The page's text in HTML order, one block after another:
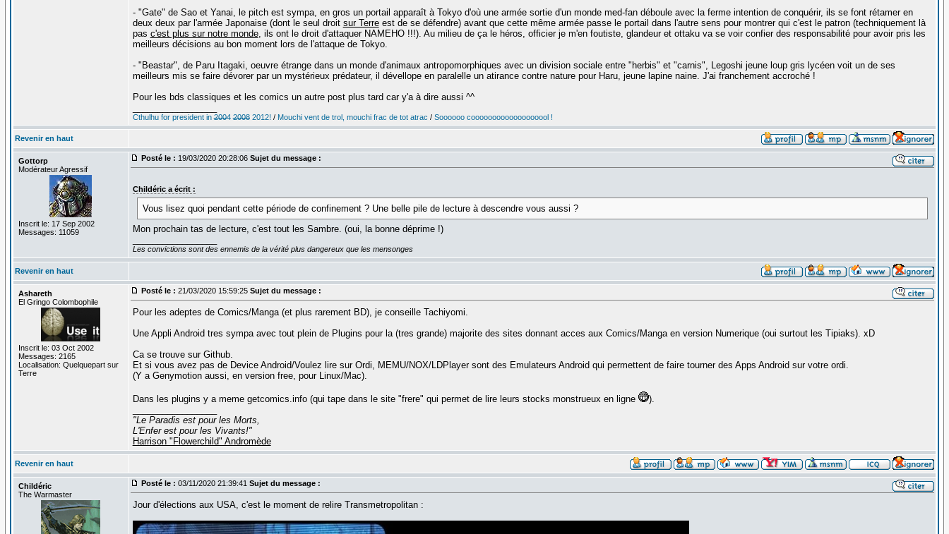
- "Gate" de Sao et Yanai, le pitch est sympa, en gros un portail apparaît à Tokyo d'où une armée sortie d'un monde med-fan déboule avec la ferme intention de conquérir, ils se font rétamer en
deux deux par l'armée Japonaise (dont le seul droit sur Terreest de se défendre) avant que cette même armée passe le portail dans l'autre sens pour montrer qui c'est le patron (techniquement là
pas c'est plus sur notre monde, ils ont le droit d'attaquer NAMEHO !!!). Au milieu de ça le héros, officier je m'en foutiste, glandeur et ottaku va se voir confier des responsabilité pour avoir pris les
meilleurs décisions au bon moment lors de l'attaque de Tokyo.
- "Beastar", de Paru Itagaki, oeuvre étrange dans un monde d'animaux antropomorphiques avec un division sociale entre "herbis" et "carnis", Legoshi jeune loup gris lycéen voit un de ses
meilleurs mis se faire dévorer par un mystérieux prédateur, il dévellope en paralelle un atirance contre nature pour Haru, jeune lapine naine. J'ai franchement accroché !
Pour les bds classiques et les comics un autre post plus tard car y'a à dire aussi ^^
Cthulhu for president in2004 20082012! / Mouchi vent de trol, mouchi frac de tot atrac / Soooooo cooooooooooooooooool !
Revenir en haut
Gottorp
Modérateur Agressif
Inscrit le: 17 Sep 2002
Messages: 11059
Posté le : 19/03/2020 20:28:06 Sujet du message :
Childéric a écrit :
Vous lisez quoi pendant cette période de confinement ? Une belle pile de lecture à descendre vous aussi ?
Mon prochain tas de lecture, c'est tout les Sambre. (oui, la bonne déprime !)
Les convictions sont des ennemis de la vérité plus dangereux que les mensonges
Revenir en haut
Ashareth
El Gringo Colombophile
Inscrit le: 03 Oct 2002
Messages: 2165
Localisation: Quelquepart sur
Terre
Posté le : 21/03/2020 15:59:25 Sujet du message :
Pour les adeptes de Comics/Manga (et plus rarement BD), je conseille Tachiyomi.
Une Appli Android tres sympa avec tout plein de Plugins pour la (tres grande) majorite des sites donnant acces aux Comics/Manga en version Numerique (oui surtout les Tipiaks). xD
Ca se trouve sur Github.
Et si vous avez pas de Device Android/Voulez lire sur Ordi, MEMU/NOX/LDPlayer sont des Emulateurs Android qui permettent de faire tourner des Apps Android sur votre ordi.
(Y a Genymotion aussi, en version free, pour Linux/Mac).
Dans les plugins y a meme getcomics.info (qui tape dans le site "frere" qui permet de lire leurs stocks monstrueux en ligne
).
"Le Paradis est pour les Morts,
L'Enfer est pour les Vivants!"
Harrison "Flowerchild" Andromède
Revenir en haut
Childéric
The Warmaster
Posté le : 03/11/2020 21:39:41 Sujet du message :
Jour d'élections aux USA, c'est le moment de relire Transmetropolitan :